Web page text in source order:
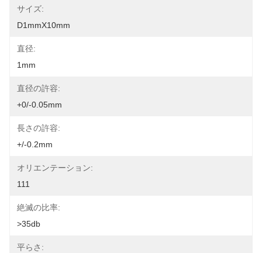
サイズ:
D1mmX10mm
直径:
1mm
直径の許容:
+0/-0.05mm
長さの許容:
+/-0.2mm
オリエンテーション:
111
絶滅の比率:
>35db
平らさ: